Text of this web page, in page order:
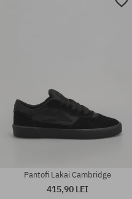
Pantofi Lakai Cambridge
415,90 LEI